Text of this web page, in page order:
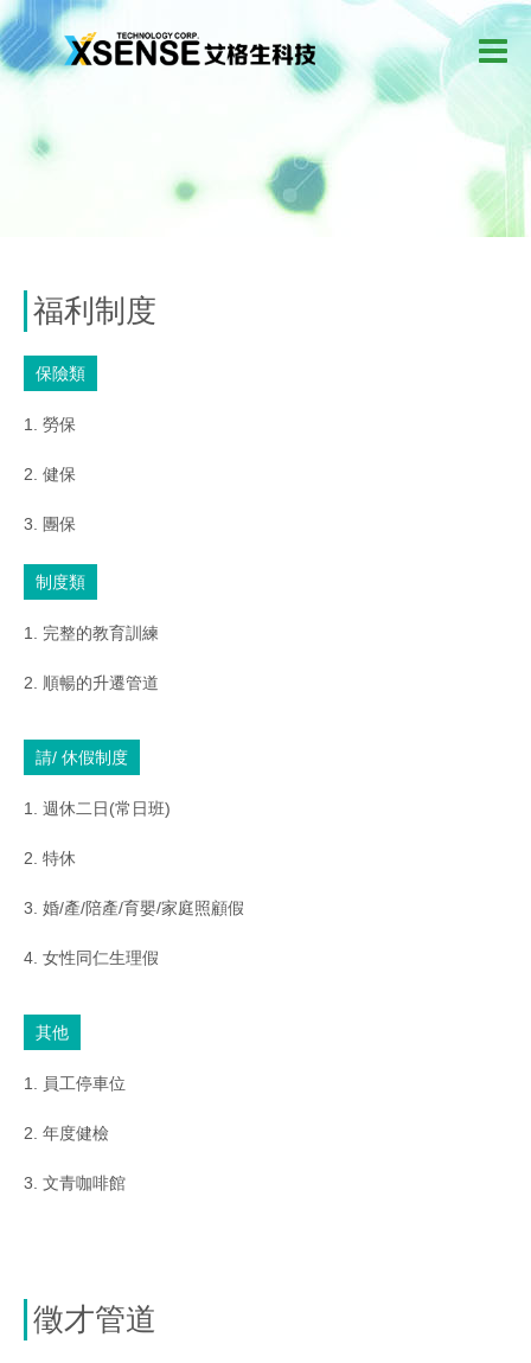
福利制度
保險類
1. 勞保
2. 健保
3. 團保
制度類
1. 完整的教育訓練
2. 順暢的升遷管道
請/ 休假制度
1. 週休二日(常日班)
2. 特休
3. 婚/產/陪產/育嬰/家庭照顧假
4. 女性同仁生理假
其他
1. 員工停車位
2. 年度健檢
3. 文青咖啡館
徵才管道